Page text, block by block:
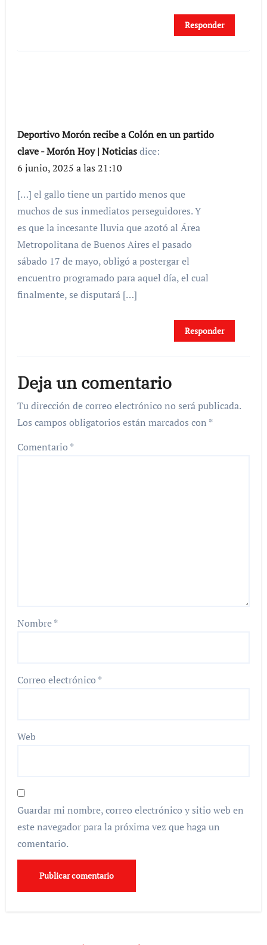
Responder
Deportivo Morón recibe a Colón en un partido
clave - Morón Hoy | Noticiasdice:
6 junio, 2025 a las 21:10
[…] el gallo tiene un partido menos que
muchos de sus inmediatos perseguidores. Y
es que la incesante lluvia que azotó al Área
Metropolitana de Buenos Aires el pasado
sábado 17 de mayo, obligó a postergar el
encuentro programado para aquel día, el cual
finalmente, se disputará […]
Responder
Deja un comentario
Tu dirección de correo electrónico no será publicada.
Los campos obligatorios están marcados con *
Comentario *
Nombre*
Correo electrónico *
Web
Guardar mi nombre, correo electrónico y sitio web en
este navegador para la próxima vez que haga un
comentario.